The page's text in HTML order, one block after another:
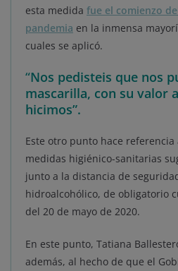
esta medida fue el comienzo
pandemia en la inmensa
cuales se aplicó.
“Nos pedisteis que nos
mascarilla, con su valor
hicimos”.
Este otro punto hace
medidas higiénico-sanitarias
junto a la distancia de
hidroalcohólico, de obligatorio
del 20 de mayo de 2020.
En este punto, Tatiana
además, al hecho de que el